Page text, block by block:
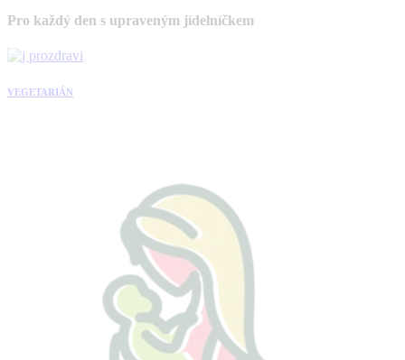
Pro každý den s upraveným jídelníčkem
VEGETARIÁN